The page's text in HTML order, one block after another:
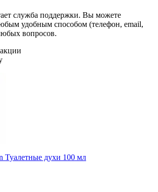
служба поддержки. Вы можете
удобным способом (телефон, email,
вопросов.
Туалетные духи 100 мл